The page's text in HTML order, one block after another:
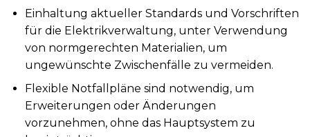
Einhaltung aktueller Standards und Vorschriften
für die Elektrikverwaltung, unter Verwendung
von normgerechten Materialien, um
ungewünschte Zwischenfälle zu vermeiden.
Flexible Notfallpläne sind notwendig, um
Erweiterungen oder Änderungen
vorzunehmen, ohne das Hauptsystem zu